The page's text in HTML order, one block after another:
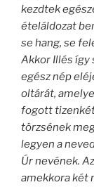
kezdtek
ételáldozat
se hang, se
Akkor Illés így
egész nép
oltárát,
fogott
törzsének
legyen a
Úr nevének.
amekkora két